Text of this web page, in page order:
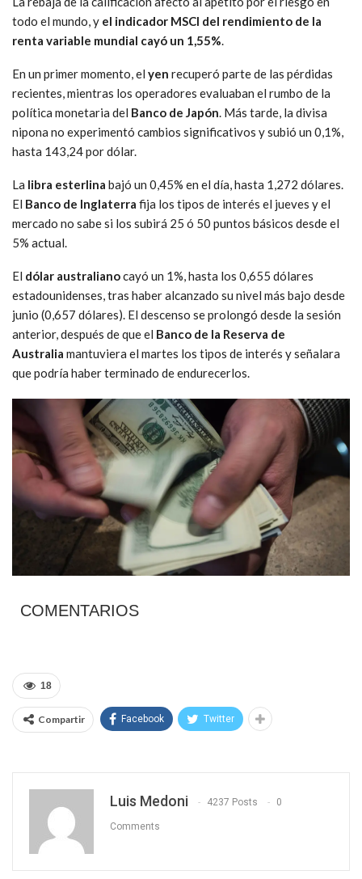
todo el mundo, y el indicador MSCI del rendimiento de la
renta variable mundial cayó un 1,55%.
En un primer momento, el yen recuperó parte de las pérdidas
recientes, mientras los operadores evaluaban el rumbo de la
política monetaria del Banco de Japón. Más tarde, la divisa
nipona no experimentó cambios significativos y subió un 0,1%,
hasta 143,24 por dólar.
La libra esterlina bajó un 0,45% en el día, hasta 1,272 dólares.
El Banco de Inglaterra fija los tipos de interés el jueves y el
mercado no sabe si los subirá 25 ó 50 puntos básicos desde el
5% actual.
El dólar australianocayó un 1%, hasta los 0,655 dólares
estadounidenses, tras haber alcanzado su nivel más bajo desde
junio (0,657 dólares). El descenso se prolongó desde la sesión
anterior, después de que el Banco de la Reserva de
Australia mantuviera el martes los tipos de interés y señalara
que podría haber terminado de endurecerlos.
COMENTARIOS
18
Compartir Facebook Twitter
Luis Medoni 4237 Posts 0
Comments